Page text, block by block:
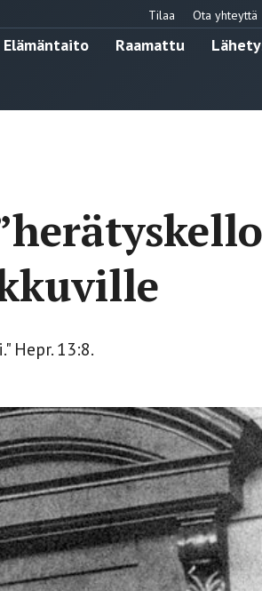
Tilaa Ota yhteyttä
Elämäntaito Raamattu
Hepr. 13:8.